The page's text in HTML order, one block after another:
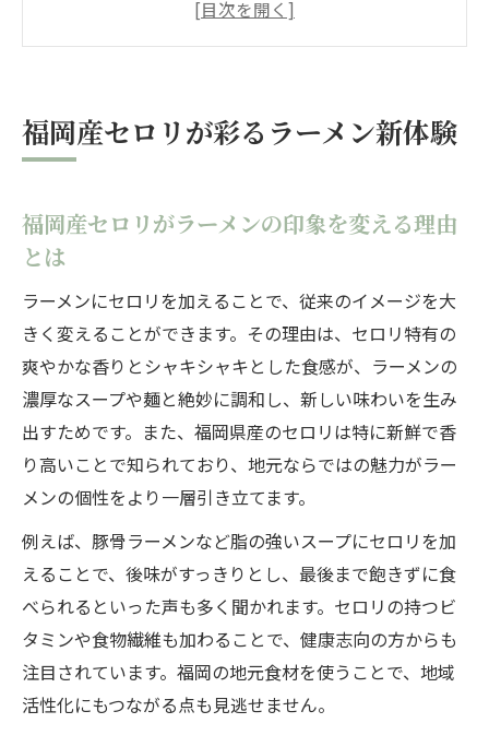
福岡グルメ好きが注目するセロリ入りラー
ンド
セロリが加わることでラーメンに生まれる
深み
地元野菜とラーメンの組み合わせが話題沸
騰中
新鮮セロリの食感がラーメンを格上げする
秘密
ラーメンと地元野菜を楽しむおすすめポイ
ラーメンに福岡県産セロリをおすすめする理由
福岡県産セロリがラーメンに最適な理由を
解説
福岡産セロリが彩るラーメン新体験
福岡産セロリがラーメンの印象を変える理由
とは
ラーメンにセロリを加えることで、従来のイメージを大
きく変えることができます。その理由は、セロリ特有の
爽やかな香りとシャキシャキとした食感が、ラーメンの
濃厚なスープや麺と絶妙に調和し、新しい味わいを生み
出すためです。また、福岡県産のセロリは特に新鮮で香
り高いことで知られており、地元ならではの魅力がラー
メンの個性をより一層引き立てます。
例えば、豚骨ラーメンなど脂の強いスープにセロリを加
えることで、後味がすっきりとし、最後まで飽きずに食
べられるといった声も多く聞かれます。セロリの持つビ
タミンや食物繊維も加わることで、健康志向の方からも
注目されています。福岡の地元食材を使うことで、地域
活性化にもつながる点も見逃せません。